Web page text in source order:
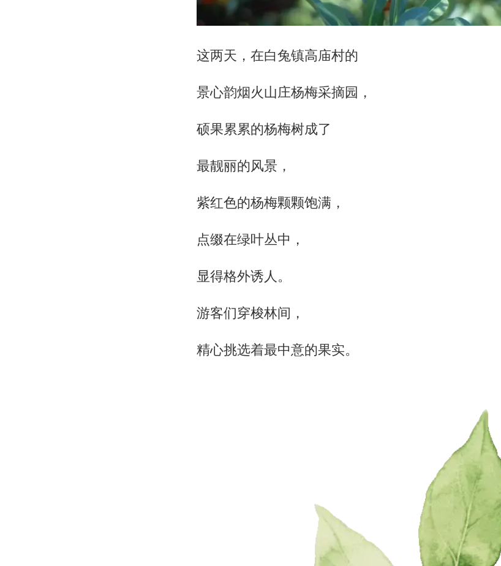
这两天，在白兔镇高庙村的
景心韵烟火山庄杨梅采摘园，
硕果累累的杨梅树成了
最靓丽的风景，
紫红色的杨梅颗颗饱满，
点缀在绿叶丛中，
显得格外诱人。
游客们穿梭林间，
精心挑选着最中意的果实。